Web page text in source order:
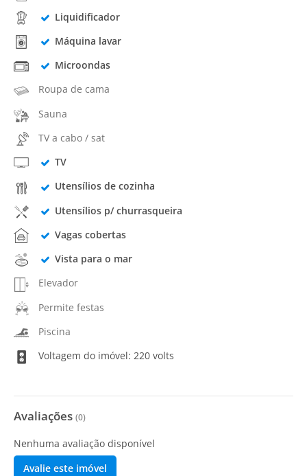
Liquidificador
Máquina lavar
Microondas
Roupa de cama
Sauna
TV a cabo / sat
TV
Utensílios de cozinha
Utensílios p/ churrasqueira
Vagas cobertas
Vista para o mar
Elevador
Permite festas
Piscina
Voltagem do imóvel: 220 volts
Avaliações (0)
Nenhuma avaliação disponível
Avalie este imóvel